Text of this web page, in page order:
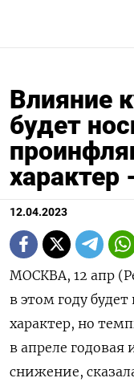
Влияние
будет
характер
12.04.2023
МОСКВА, 12 апр
в этом году
характер, но
в апреле
снижение,